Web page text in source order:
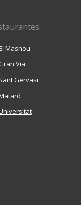
Masnou
Via
Gervasi